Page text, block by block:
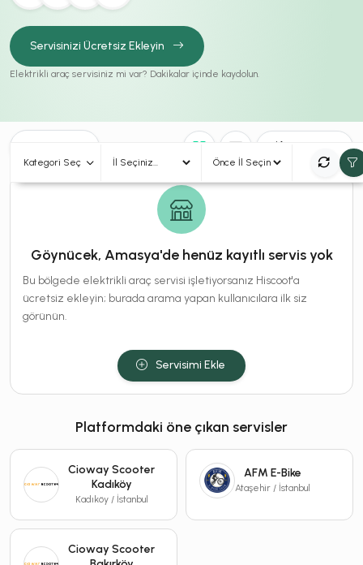
Servisinizi Ücretsiz Ekleyin
Elektrikli araç servisiniz mi var? Dakikalar içinde kaydolun.
Kategori Seç
Göynücek, Amasya'de henüz kayıtlı servis yok
Bu bölgede elektrikli araç servisi işletiyorsanız Hiscoot'a
ücretsiz ekleyin; burada arama yapan kullanıcılara ilk siz
görünün.
Servisimi Ekle
Platformdaki öne çıkan servisler
Cioway Scooter
Kadıköy
Kadıköy / İstanbul
AFM E-Bike
Ataşehir / İstanbul
Cioway Scooter